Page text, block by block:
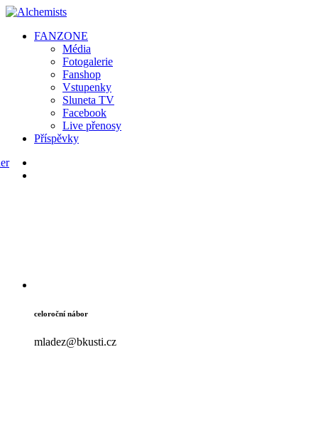
FANZONE
Média
Fotogalerie
Fanshop
Vstupenky
Sluneta TV
Facebook
Live přenosy
Příspěvky
celoroční nábor
mladez@bkusti.cz